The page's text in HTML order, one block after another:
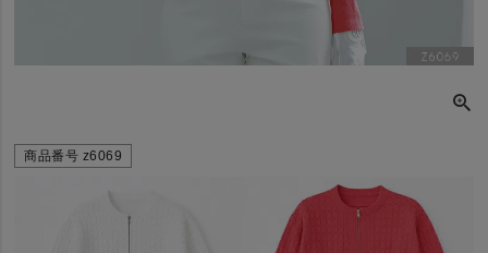
商品番号 z6069